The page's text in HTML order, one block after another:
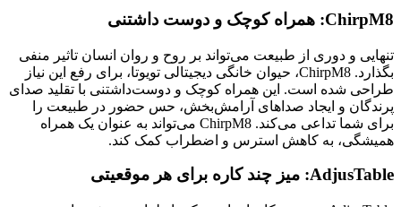
ChirpM8: همراه کوچک و دوست‌ داشتنی
تنهایی و دوری از طبیعت می‌تواند بر روح و روان انسان تاثیر منفی
بگذارد. ChirpM8، حیوان خانگی دیجیتالی تویوتا، برای رفع این نیاز
طراحی شده است. این همراه کوچک و دوست‌داشتنی با تقلید صدای
پرندگان و ایجاد صداهای آرامش‌بخش، حس حضور در طبیعت را
برای شما تداعی می‌کند. ChirpM8 می‌تواند به عنوان یک همراه
همیشگی، به کاهش استرس و اضطراب کمک کند.
AdjusTable: میز چند کاره برای هر موقعیتی